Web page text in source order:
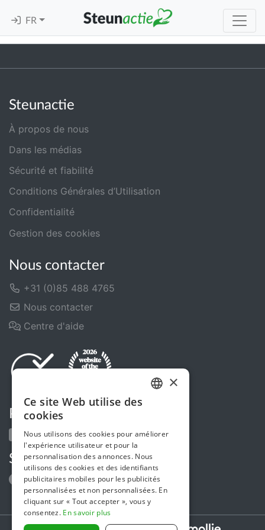
FR
Steunactie
À propos de nous
Dans les médias
Sécurité et fiabilité
Conditions Générales d’Utilisation
Confidentialité
Gestion des cookies
Nous contacter
+31 (0)85 488 4765
Nous contacter
Centre d'aide
Partagez-nous
Suivez-nous
Secure payments powered by
×
Ce site Web utilise des
cookies
Nous utilisons des cookies pour améliorer
l'expérience utilisateur et pour la
personnalisation des annonces. Nous
utilisons des cookies et des identifiants
publicitaires mobiles pour les publicités
personnalisées et non personnalisées. En
cliquant sur « Tout accepter », vous y
consentez. En savoir plus